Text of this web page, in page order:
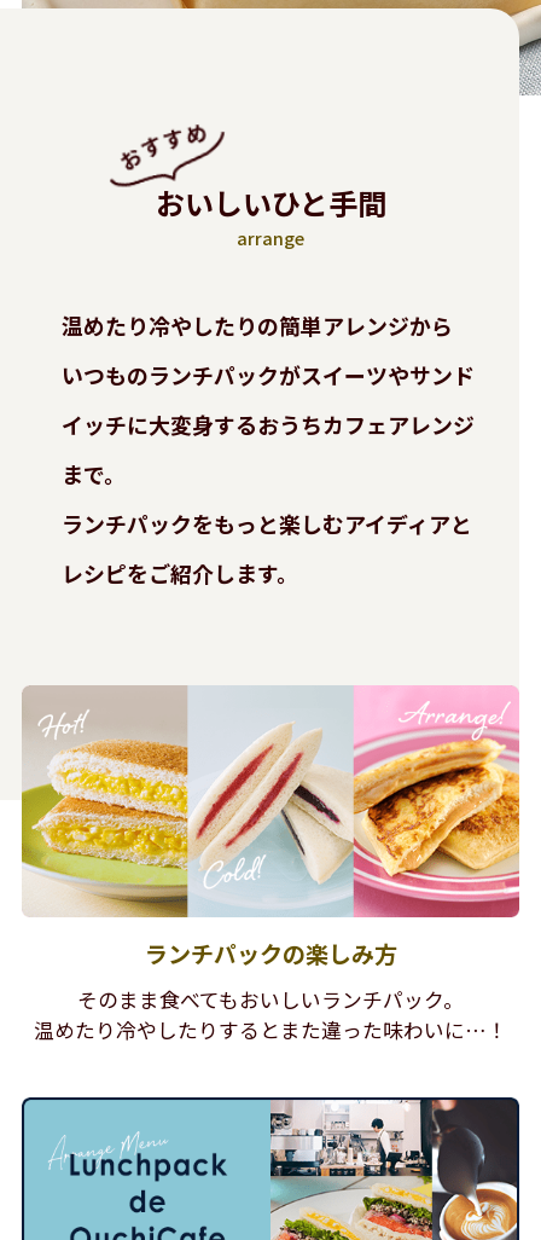
おいしいひと手間
arrange
温めたり冷やしたりの簡単アレンジから
いつものランチパックがスイーツやサンド
イッチに大変身するおうちカフェアレンジ
まで。
ランチパックをもっと楽しむアイディアと
レシピをご紹介します。
ランチパックの楽しみ方
そのまま食べてもおいしいランチパック。
温めたり冷やしたりするとまた違った味わいに…！